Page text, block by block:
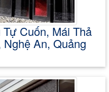
Cuốn, Mái Thả
An, Quảng